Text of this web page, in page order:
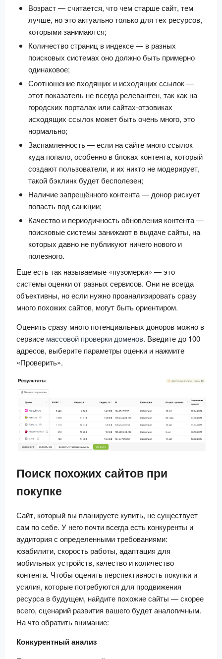
Возраст — считается, что чем старше сайт, тем
лучше, но это актуально только для тех ресурсов,
которыми занимаются;
Количество страниц в индексе — в разных
поисковых системах оно должно быть примерно
одинаковое;
Соотношение входящих и исходящих ссылок —
этот показатель не всегда релевантен, так как на
городских порталах или сайтах-отзовиках
исходящих ссылок может быть очень много, это
нормально;
Заспамленность — если на сайте много ссылок
куда попало, особенно в блоках контента, который
создают пользователи, и их никто не модерирует,
такой бэклинк будет бесполезен;
Наличие запрещённого контента — донор рискует
попасть под санкции;
Качество и периодичность обновления контента —
поисковые системы занижают в выдаче сайты, на
которых давно не публикуют ничего нового и
полезного.
Еще есть так называемые «пузомерки» — это
системы оценки от разных сервисов. Они не всегда
объективны, но если нужно проанализировать сразу
много похожих сайтов, могут быть ориентиром.
Оценить сразу много потенциальных доноров можно в
сервисе массовой проверки доменов. Введите до 100
адресов, выберите параметры оценки и нажмите
«Проверить».
Поиск похожих сайтов при
покупке
Сайт, который вы планируете купить, не существует
сам по себе. У него почти всегда есть конкуренты и
аудитория с определенными требованиями:
юзабилити, скорость работы, адаптация для
мобильных устройств, качество и количество
контента. Чтобы оценить перспективность покупки и
усилия, которые потребуются для продвижения
ресурса в будущем, найдите похожие сайты — скорее
всего, сценарий развития вашего будет аналогичным.
На что обратить внимание:
Конкурентный анализ